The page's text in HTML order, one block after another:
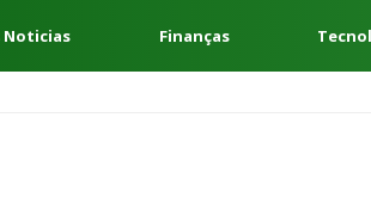
Noticias Finanças